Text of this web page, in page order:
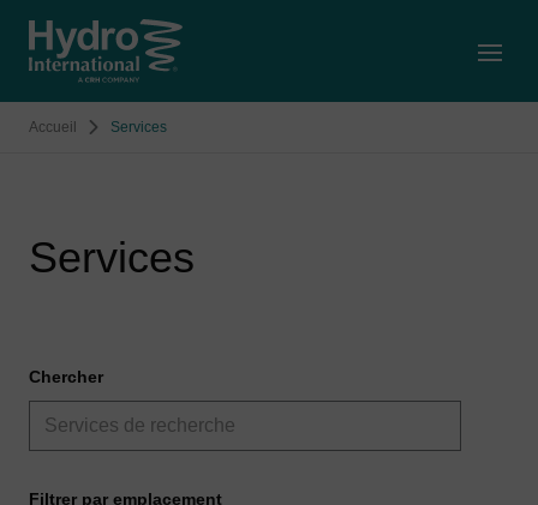
Accueil Services
Services
Chercher
Filtrer par emplacement